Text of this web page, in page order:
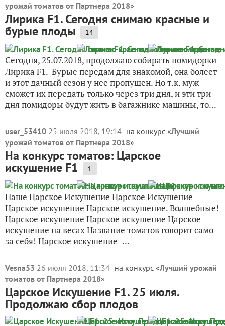
урожай томатов от Партнера 2018»
Лирика F1. Сегодня снимаю красные и
бурые плоды 14
Сегодня, 25.07.2018, продолжаю собирать помидорки
Лирика F1. Бурые передам для знакомой, она болеет
и этот дачный сезон у нее пропущен. Но т.к. муж
сможет их передать только через три дня, и эти три
дня помидоры будут жить в багажнике машины, то...
user_53410 25 июля 2018, 19:14 на конкурс «Лучший
урожай томатов от Партнера 2018»
На конкурс томатов: Царское
искушение F1 1
Наше Царское Искушение Царское Искушение
Царское искушение Царское искушение. Волшебные!
Царское искушение Царское искушение Царское
искушение на весах Название томатов говорит само
за себя! Царское искушение -...
Vesna53 26 июля 2018, 11:34 на конкурс «Лучший урожай
томатов от Партнера 2018»
Царское Искушение F1. 25 июля.
Продолжаю сбор плодов